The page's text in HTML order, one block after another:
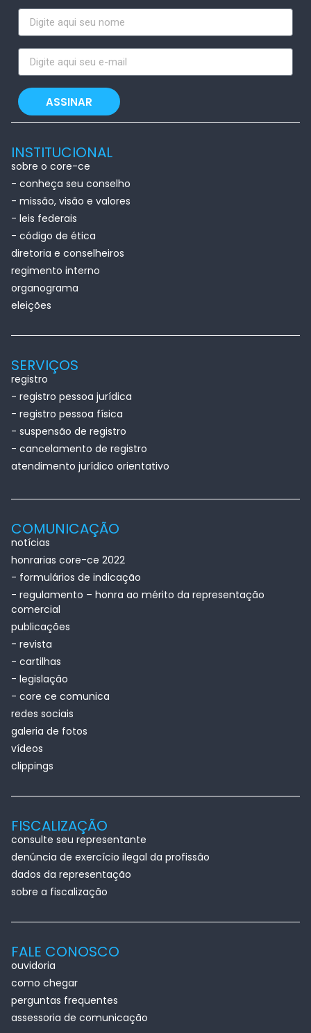
ASSINAR
INSTITUCIONAL
sobre o core-ce
- conheça seu conselho
- missão, visão e valores
- leis federais
- código de ética
diretoria e conselheiros
regimento interno
organograma
eleições
SERVIÇOS
registro
- registro pessoa jurídica
- registro pessoa física
- suspensão de registro
- cancelamento de registro
atendimento jurídico orientativo
COMUNICAÇÃO
notícias
honrarias core-ce 2022
- formulários de indicação
- regulamento – honra ao mérito da representação
comercial
publicações
- revista
- cartilhas
- legislação
- core ce comunica
redes sociais
galeria de fotos
vídeos
clippings
FISCALIZAÇÃO
consulte seu representante
denúncia de exercício ilegal da profissão
dados da representação
sobre a fiscalização
FALE CONOSCO
ouvidoria
como chegar
perguntas frequentes
assessoria de comunicação